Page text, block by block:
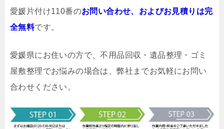
愛媛片付け110番のお問い合わせ、およびお見積りは完
全無料です。
愛媛県にお住いの方で、不用品回収・遺品整理・ゴミ
屋敷整理でお悩みの場合は、弊社までお気軽にお問い
合わせください。